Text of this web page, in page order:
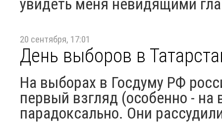
увидеть меня невидящими
20 сентября, 17:01
День выборов в
На выборах в Госдуму РФ
первый взгляд (особенно - на
парадоксально. Они